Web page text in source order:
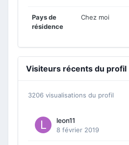
Pays de
résidence
Chez moi
Visiteurs récents du profil
3206 visualisations du profil
leon11
8 février 2019